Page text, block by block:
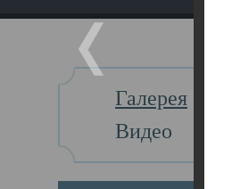
Галерея
Видео